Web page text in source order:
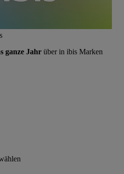
ganze Jahr über in ibis Marken